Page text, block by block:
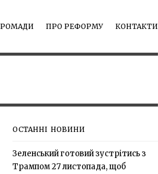
ПРО РЕФОРМУ КОНТАКТИ
ОСТАННІ НОВИНИ
Зеленський готовий зустрітись з
Трампом 27 листопада, щоб